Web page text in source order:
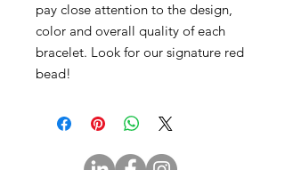
pay close attention to the design,
color and overall quality of each
bracelet. Look for our signature red
bead!